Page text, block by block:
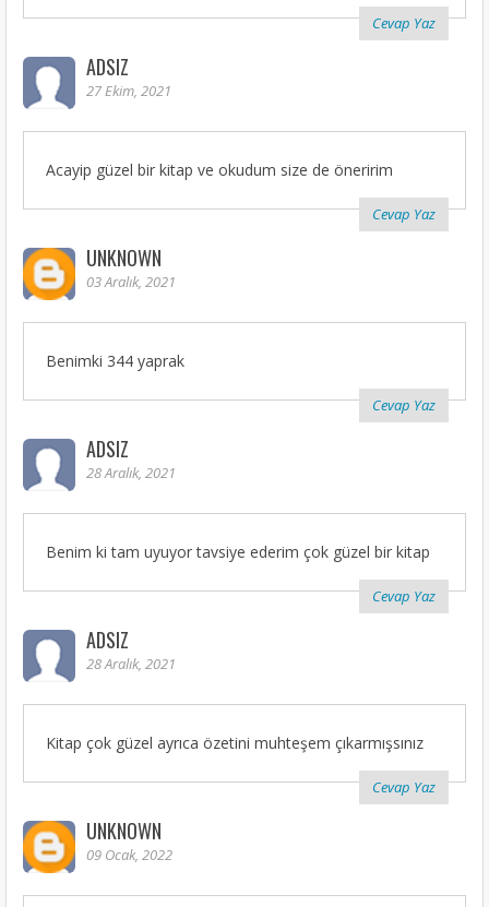
Cevap Yaz
ADSIZ
27 Ekim, 2021
Acayip güzel bir kitap ve okudum size de öneririm
Cevap Yaz
UNKNOWN
03 Aralık, 2021
Benimki 344 yaprak
Cevap Yaz
ADSIZ
28 Aralık, 2021
Benim ki tam uyuyor tavsiye ederim çok güzel bir kitap
Cevap Yaz
ADSIZ
28 Aralık, 2021
Kitap çok güzel ayrıca özetini muhteşem çıkarmışsınız
Cevap Yaz
UNKNOWN
09 Ocak, 2022